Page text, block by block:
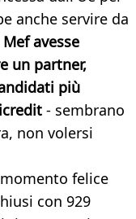
anche servire da
avesse
un partner,
più
- sembrano
non volersi
felice
con 929